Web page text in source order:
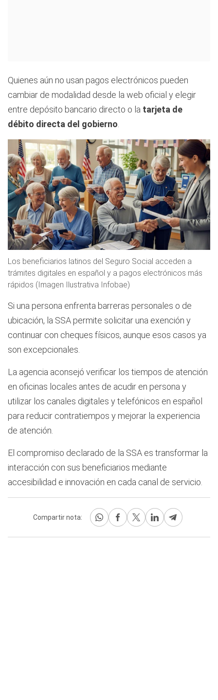
Quienes aún no usan pagos electrónicos pueden
cambiar de modalidad desde la web oficial y elegir
entre depósito bancario directo o la tarjeta de
débito directa del gobierno.
Los beneficiarios latinos del Seguro Social acceden a
trámites digitales en español y a pagos electrónicos más
rápidos (Imagen Ilustrativa Infobae)
Si una persona enfrenta barreras personales o de
ubicación, la SSA permite solicitar una exención y
continuar con cheques físicos, aunque esos casos ya
son excepcionales.
La agencia aconsejó verificar los tiempos de atención
en oficinas locales antes de acudir en persona y
utilizar los canales digitales y telefónicos en español
para reducir contratiempos y mejorar la experiencia
de atención.
El compromiso declarado de la SSA es transformar la
interacción con sus beneficiarios mediante
accesibilidad e innovación en cada canal de servicio.
Compartir nota: